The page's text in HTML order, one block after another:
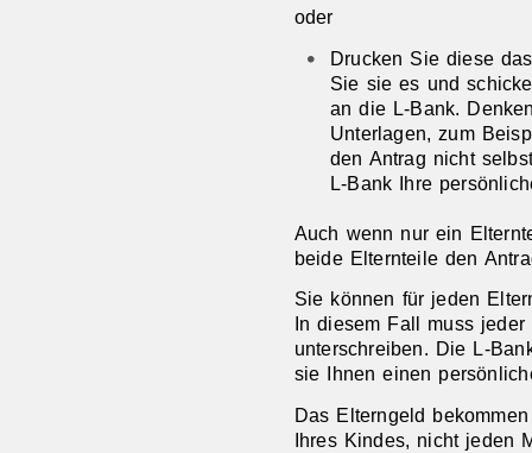
oder
Drucken Sie diese
Sie sie es und
an die L-Bank.
Unterlagen, zum
den Antrag nicht
L-Bank Ihre
Auch wenn nur ein
beide Elternteile den
Sie können für jeden
In diesem Fall muss
unterschreiben. Die L-
sie Ihnen einen
Das Elterngeld
Ihres Kindes, nicht jeden